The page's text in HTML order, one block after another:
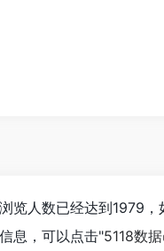
览人数已经达到1979
息，可以点击"5118数据